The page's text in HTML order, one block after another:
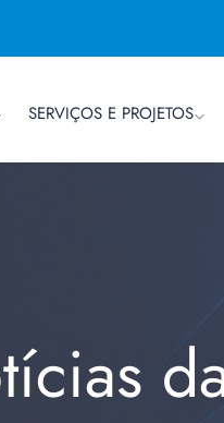
SERVIÇOS E PROJETOS